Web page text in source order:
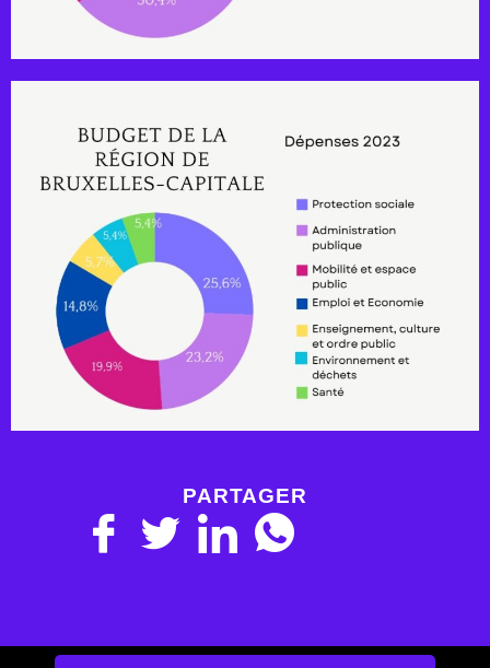
PARTAGER